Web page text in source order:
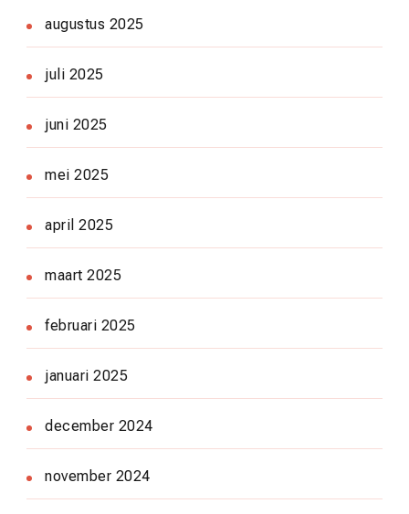
augustus 2025
juli 2025
juni 2025
mei 2025
april 2025
maart 2025
februari 2025
januari 2025
december 2024
november 2024